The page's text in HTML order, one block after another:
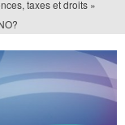
taxes et droits »